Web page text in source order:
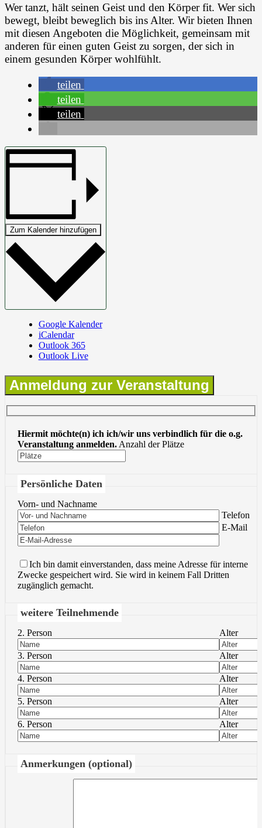
Wer tanzt, hält seinen Geist und den Körper fit. Wer sich
bewegt, bleibt beweglich bis ins Alter. Wir bieten Ihnen
mit diesen Angeboten die Möglichkeit, gemeinsam mit
anderen für einen guten Geist zu sorgen, der sich in
einem gesunden Körper wohlfühlt.
teilen
teilen
teilen
Zum Kalender hinzufügen
Google Kalender
iCalendar
Outlook 365
Outlook Live
Anmeldung zur Veranstaltung
Hiermit möchte(n) ich ich/wir uns verbindlich für die o.g.
Veranstaltung anmelden.Anzahl der Plätze
Persönliche Daten
Vorn- und Nachname
Bitte lasse
Telefon
Bitte lasse
E-Mail
Ich bin damit einverstanden, dass meine Adresse für interne
Zwecke gespeichert wird. Sie wird in keinem Fall Dritten
zugänglich gemacht.
weitere Teilnehmende
2. Person Alter
3. Person Alter
4. Person Alter
5. Person Alter
6. Person Alter
Anmerkungen (optional)